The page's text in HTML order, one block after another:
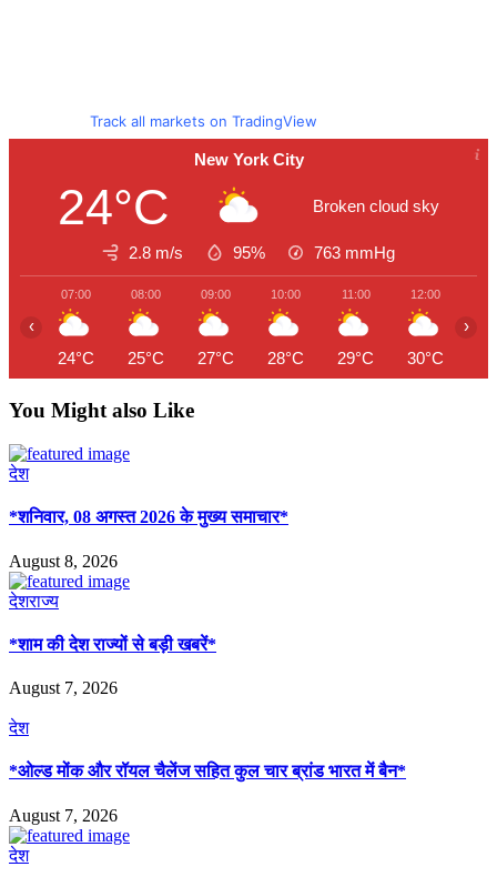
Track all markets on TradingView
New York City
24°C Broken cloud sky
2.8 m/s 95% 763 mmHg
07:00
24°C
08:00
25°C
09:00
27°C
10:00
28°C
11:00
29°C
12:00
30°C
‹ ›
You Might also Like
देश
*शनिवार, 08 अगस्त 2026 के मुख्य समाचार*
August 8, 2026
देशराज्य
*शाम की देश राज्यों से बड़ी खबरें*
August 7, 2026
देश
*ओल्ड मोंक और रॉयल चैलेंज सहित कुल चार ब्रांड भारत में बैन*
August 7, 2026
देश